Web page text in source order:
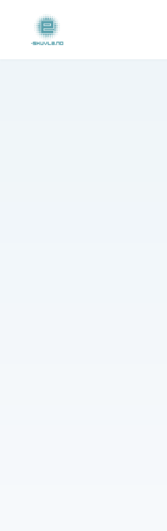
content